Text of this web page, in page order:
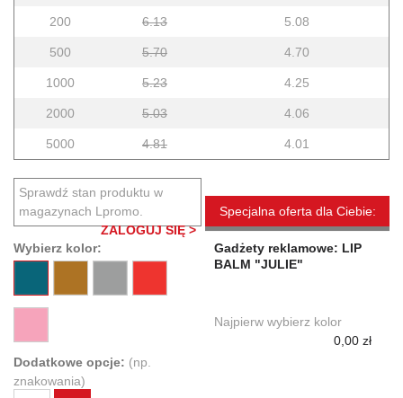
200 6.13 5.08
500 5.70 4.70
1000 5.23 4.25
2000 5.03 4.06
5000 4.81 4.01
Sprawdź stan produktu w
magazynach Lpromo.
ZALOGUJ SIĘ >
Wybierz kolor:
Dodatkowe opcje: (np.
znakowania)
Specjalna oferta dla Ciebie:
Gadżety reklamowe: LIP
BALM "JULIE"
Najpierw wybierz kolor
0,00 zł